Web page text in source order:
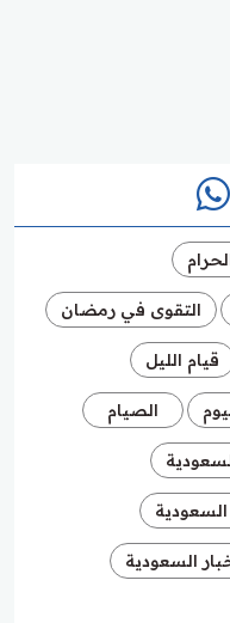
التقوى في رمضان
قيام الليل
الصيام
السعودية
السعودية